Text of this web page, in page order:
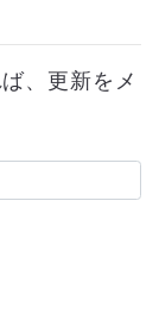
、更新をメ